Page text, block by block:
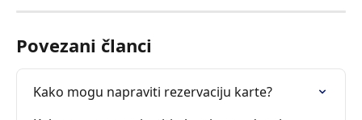
Povezani članci
Kako mogu napraviti rezervaciju karte?